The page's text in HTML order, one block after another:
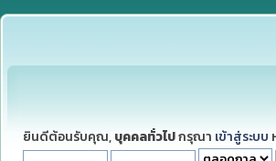
ยินดีต้อนรับคุณ, บุคคลทั่วไปกรุณา เข้าสู่ระบบ